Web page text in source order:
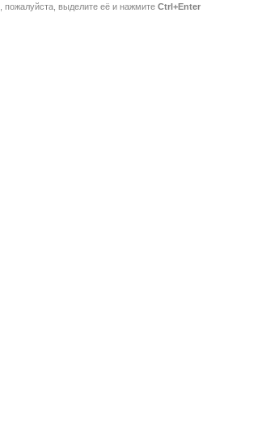
пожалуйста, выделите её и нажмите Ctrl+Enter